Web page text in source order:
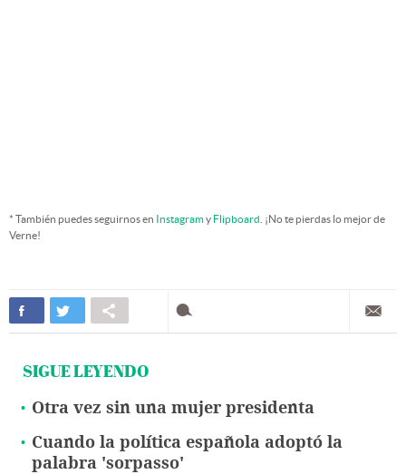
* También puedes seguirnos en Instagramy Flipboard . ¡No te pierdas lo mejor de
Verne!
SIGUE LEYENDO
Otra vez sin una mujer presidenta
Cuando la política española adoptó la
palabra 'sorpasso'